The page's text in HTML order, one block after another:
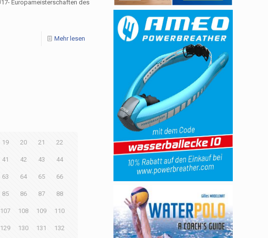
Europameisterschaften des
Mehr lesen
19 20 21 22
41 42 43 44
63 64 65 66
85 86 87 88
107 108 109 110
129 130 131 132